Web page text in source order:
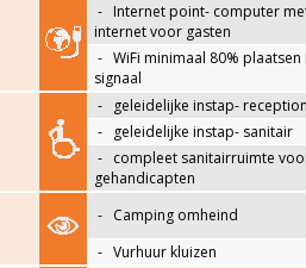
- Internet point- computer
internet voor gasten
- WiFi minimaal 80% plaatsen
signaal
-
geleidelijke instap-
-
geleidelijke instap- sanitair
- compleet sanitairruimte
gehandicapten
- Camping omheind
- Vurhuur kluizen